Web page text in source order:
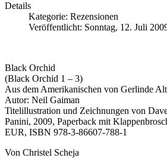
Details
Kategorie: Rezensionen
Veröffentlicht: Sonntag, 12. Juli
Black Orchid
(Black Orchid 1 – 3)
Aus dem Amerikanischen von Gerlinde
Autor: Neil Gaiman
Titelillustration und Zeichnungen von
Panini, 2009, Paperback mit
EUR, ISBN 978-3-86607-788-1
Von Christel Scheja